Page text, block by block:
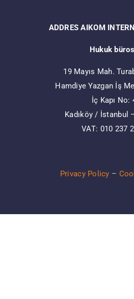
ADDRES AIKOM
Hukuk
19 Mayıs Mah.
Hamdiye Yazgan İş
İç Kapı No:
Kadıköy / İstanbul
VAT: 010 237
Privacy Policy –